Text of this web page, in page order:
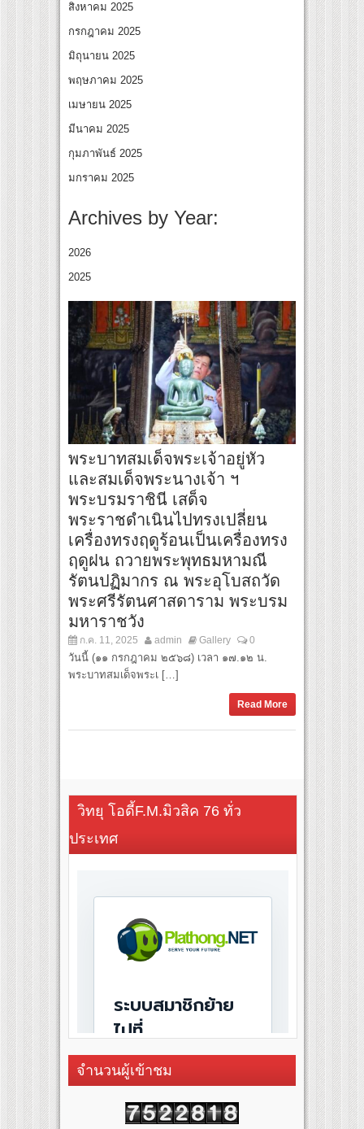
สิงหาคม 2025
กรกฎาคม 2025
มิถุนายน 2025
พฤษภาคม 2025
เมษายน 2025
มีนาคม 2025
กุมภาพันธ์ 2025
มกราคม 2025
Archives by Year:
2026
2025
พระบาทสมเด็จพระเจ้าอยู่หัว
และสมเด็จพระนางเจ้า ฯ
พระบรมราชินี เสด็จ
พระราชดำเนินไปทรงเปลี่ยน
เครื่องทรงฤดูร้อนเป็นเครื่องทรง
ฤดูฝน ถวายพระพุทธมหามณี
รัตนปฏิมากร ณ พระอุโบสถวัด
พระศรีรัตนศาสดาราม พระบรม
มหาราชวัง
ก.ค. 11, 2025 admin Gallery 0
วันนี้ (๑๑ กรกฎาคม ๒๕๖๘) เวลา ๑๗.๑๒ น.
พระบาทสมเด็จพระเ […]
Read More
วิทยุ โอดี้F.M.มิวสิค 76 ทั่ว
ประเทศ
จำนวนผู้เข้าชม